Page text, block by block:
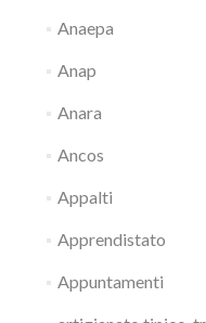
Anaepa
Anap
Anara
Ancos
Appalti
Apprendistato
Appuntamenti